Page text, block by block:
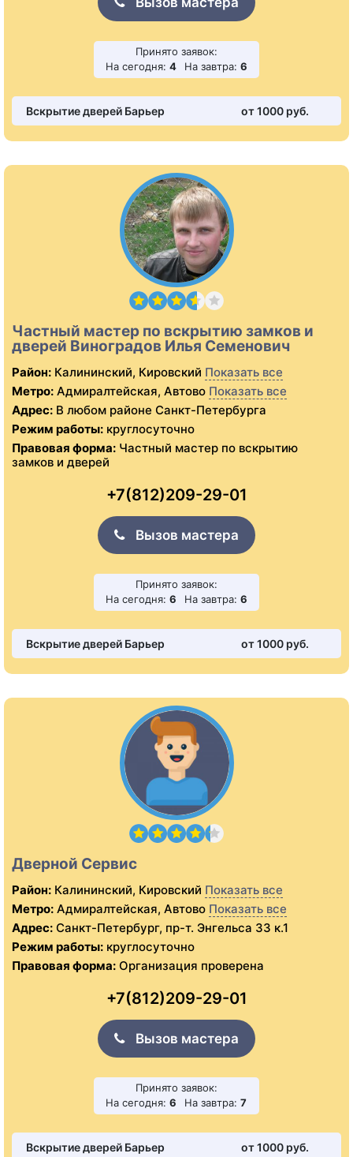
Принято заявок:
На сегодня: 4 На завтра: 6
Вскрытие дверей Барьер от 1000 pуб.
Частный мастер по вскрытию замков и
дверей Виноградов Илья Семенович
Район: Калининский, Кировский Показать все
Метро: Адмиралтейская, Автово Показать все
Адрес: В любом районе Санкт-Петербурга
Режим работы: круглосуточно
Правовая форма: Частный мастер по вскрытию
замков и дверей
+7(812)209-29-01
Вызов мастера
Принято заявок:
На сегодня: 6 На завтра: 6
Вскрытие дверей Барьер от 1000 pуб.
Дверной Сервис
Район: Калининский, Кировский Показать все
Метро: Адмиралтейская, Автово Показать все
Адрес: Санкт-Петербург, пр-т. Энгельса 33 к.1
Режим работы: круглосуточно
Правовая форма: Организация проверена
+7(812)209-29-01
Вызов мастера
Принято заявок:
На сегодня: 6 На завтра: 7
Вскрытие дверей Барьер от 1000 pуб.